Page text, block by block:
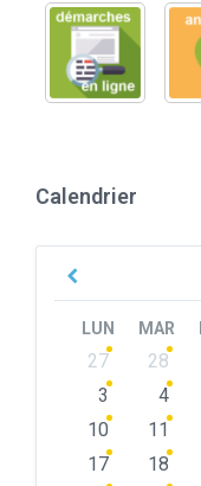
Calendrier
Previous
LUN MAR
Skip
calendar
27 28
3
4
10
11
17
18